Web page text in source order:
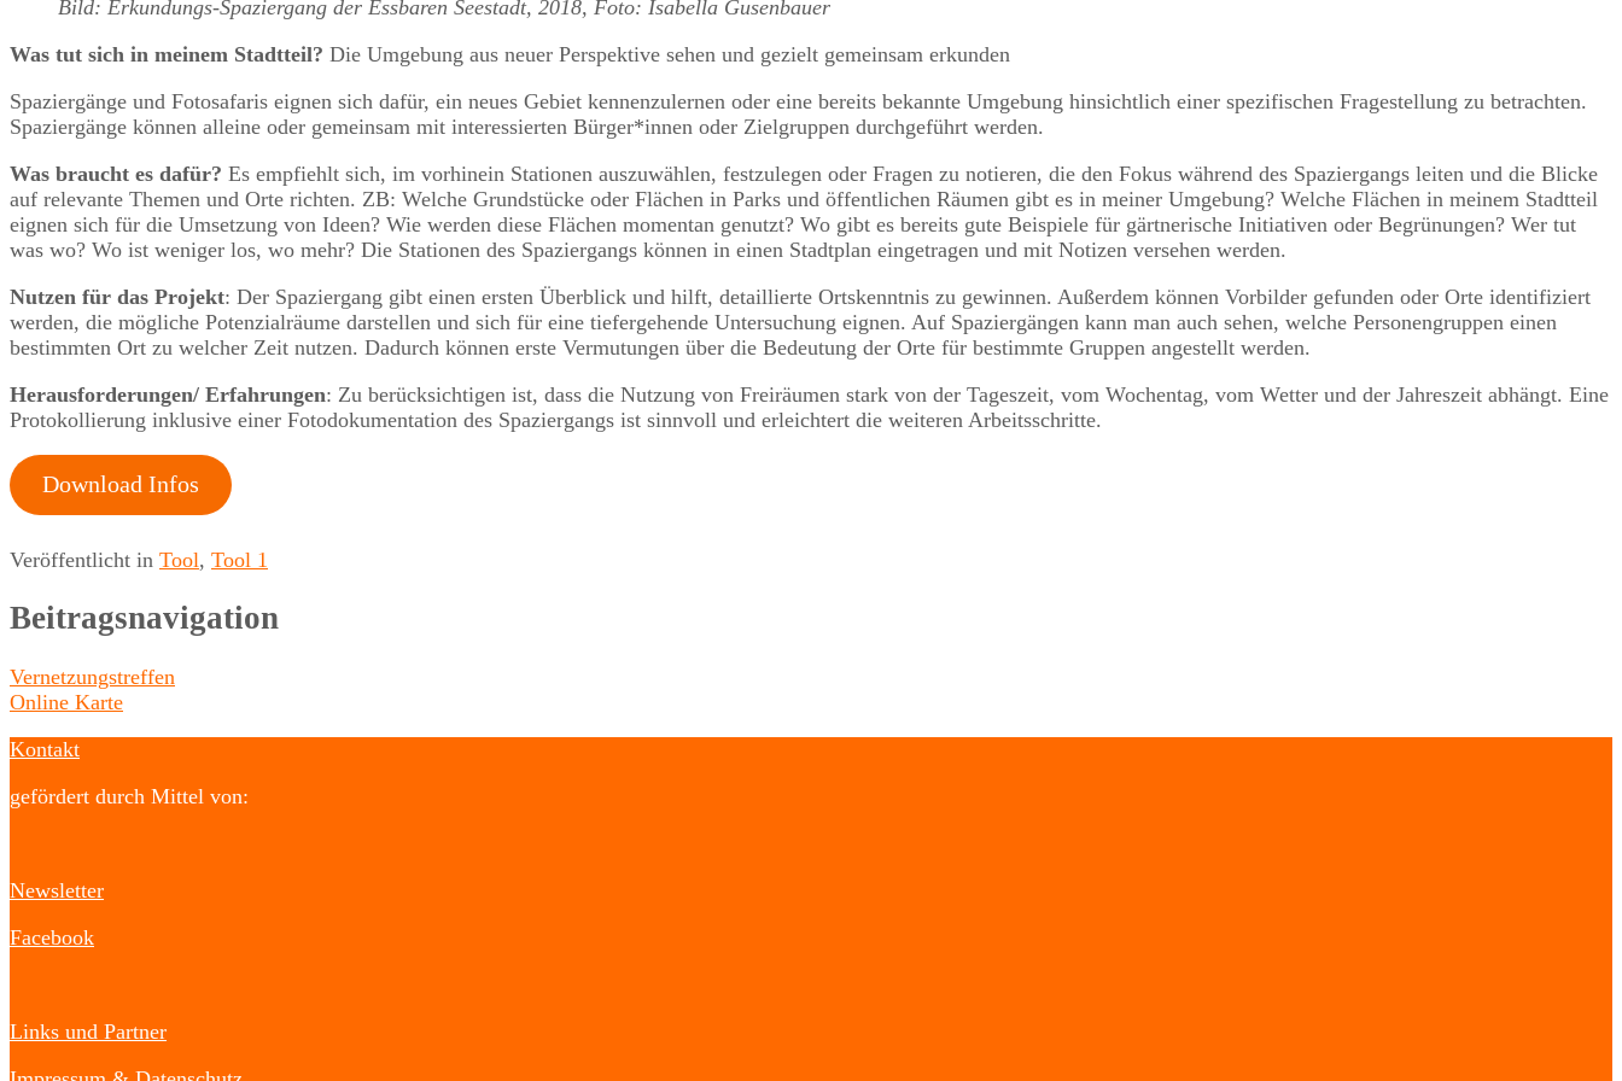
Bild: Erkundungs-Spaziergang der Essbaren Seestadt, 2018, Foto: Isabella Gusenbauer
Was tut sich in meinem Stadtteil? Die Umgebung aus neuer Perspektive sehen und gezielt gemeinsam erkunden
Spaziergänge und Fotosafaris eignen sich dafür, ein neues Gebiet kennenzulernen oder eine bereits bekannte Umgebung hinsichtlich einer spezifischen Fragestellung zu betrachten.
Spaziergänge können alleine oder gemeinsam mit interessierten Bürger*innen oder Zielgruppen durchgeführt werden.
Was braucht es dafür? Es empfiehlt sich, im vorhinein Stationen auszuwählen, festzulegen oder Fragen zu notieren, die den Fokus während des Spaziergangs leiten und die Blicke
auf relevante Themen und Orte richten. ZB: Welche Grundstücke oder Flächen in Parks und öffentlichen Räumen gibt es in meiner Umgebung? Welche Flächen in meinem Stadtteil
eignen sich für die Umsetzung von Ideen? Wie werden diese Flächen momentan genutzt? Wo gibt es bereits gute Beispiele für gärtnerische Initiativen oder Begrünungen? Wer tut
was wo? Wo ist weniger los, wo mehr? Die Stationen des Spaziergangs können in einen Stadtplan eingetragen und mit Notizen versehen werden.
Nutzen für das Projekt: Der Spaziergang gibt einen ersten Überblick und hilft, detaillierte Ortskenntnis zu gewinnen. Außerdem können Vorbilder gefunden oder Orte identifiziert
werden, die mögliche Potenzialräume darstellen und sich für eine tiefergehende Untersuchung eignen. Auf Spaziergängen kann man auch sehen, welche Personengruppen einen
bestimmten Ort zu welcher Zeit nutzen. Dadurch können erste Vermutungen über die Bedeutung der Orte für bestimmte Gruppen angestellt werden.
Herausforderungen/ Erfahrungen: Zu berücksichtigen ist, dass die Nutzung von Freiräumen stark von der Tageszeit, vom Wochentag, vom Wetter und der Jahreszeit abhängt. Eine
Protokollierung inklusive einer Fotodokumentation des Spaziergangs ist sinnvoll und erleichtert die weiteren Arbeitsschritte.
Download Infos
Veröffentlicht in Tool, Tool 1
Beitragsnavigation
Vernetzungstreffen
Online Karte
Kontakt
gefördert durch Mittel von:
Newsletter
Facebook
Links und Partner